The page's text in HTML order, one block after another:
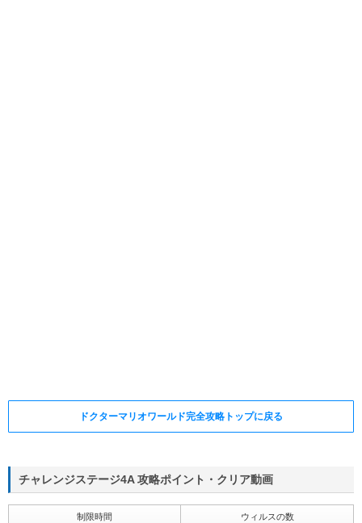
ドクターマリオワールド完全攻略トップに戻る
チャレンジステージ4A 攻略ポイント・クリア動画
制限時間 ウィルスの数